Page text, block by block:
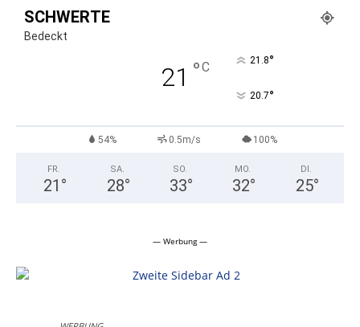
SCHWERTE
Bedeckt
21 °C 21.8°
20.7°
54% 0.5m/s 100%
FR.
21 °
SA.
28°
SO.
33°
MO.
32°
DI.
25°
— Werbung —